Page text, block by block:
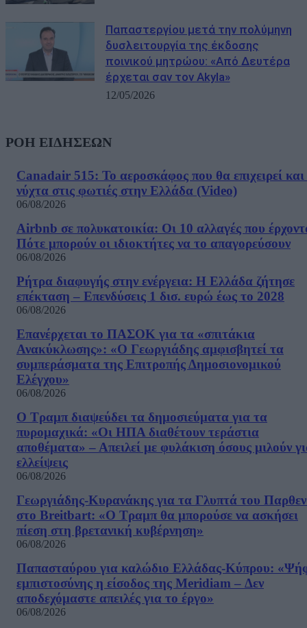
Παπαστεργίου μετά την πολύμηνη
δυσλειτουργία της έκδοσης
ποινικού μητρώου: «Από Δευτέρα
έρχεται σαν τον Akyla»
12/05/2026
ΡΟΗ ΕΙΔΗΣΕΩΝ
Canadair 515: Το αεροσκάφος που θα επιχειρεί
νύχτα στις φωτιές στην Ελλάδα (Video)
06/08/2026
Airbnb σε πολυκατοικία: Οι 10 αλλαγές που
Πότε μπορούν οι ιδιοκτήτες να το απαγορεύσουν
06/08/2026
Ρήτρα διαφυγής στην ενέργεια: Η Ελλάδα ζήτησε
επέκταση – Επενδύσεις 1 δισ. ευρώ έως το 2028
06/08/2026
Επανέρχεται το ΠΑΣΟΚ για τα «σπιτάκια
Ανακύκλωσης»: «Ο Γεωργιάδης αμφισβητεί τα
συμπεράσματα της Επιτροπής Δημοσιονομικού
Ελέγχου»
06/08/2026
Ο Τραμπ διαψεύδει τα δημοσιεύματα για τα
πυρομαχικά: «Οι ΗΠΑ διαθέτουν τεράστια
αποθέματα» – Απειλεί με φυλάκιση όσους μιλούν
ελλείψεις
06/08/2026
Γεωργιάδης-Κυρανάκης για τα Γλυπτά του
στο Breitbart: «Ο Τραμπ θα μπορούσε να ασκήσει
πίεση στη βρετανική κυβέρνηση»
06/08/2026
Παπασταύρου για καλώδιο Ελλάδας-Κύπρου:
εμπιστοσύνης η είσοδος της Meridiam – Δεν
αποδεχόμαστε απειλές για το έργο»
06/08/2026